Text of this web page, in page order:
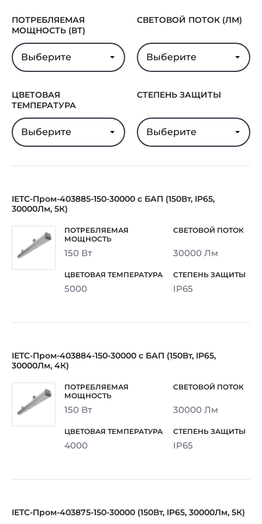
ПОТРЕБЛЯЕМАЯ
МОЩНОСТЬ (ВТ)
Выберите
СВЕТОВОЙ ПОТОК (ЛМ)
Выберите
ЦВЕТОВАЯ
ТЕМПЕРАТУРА
Выберите
СТЕПЕНЬ ЗАЩИТЫ
Выберите
IETC-Пром-403885-150-30000 с БАП (150Вт, IP65,
30000Лм, 5К)
150 Вт 30000 Лм
5000 IP65
IETC-Пром-403884-150-30000 с БАП (150Вт, IP65,
30000Лм, 4К)
150 Вт 30000 Лм
4000 IP65
IETC-Пром-403875-150-30000 (150Вт, IP65, 30000Лм, 5К)